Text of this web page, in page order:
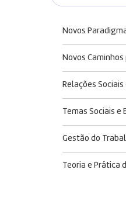
Novos
Novos
Relações
Temas Sociais e
Gestão do
Teoria e Prática